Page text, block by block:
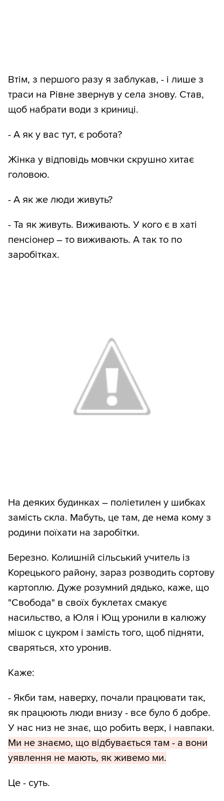
Втім, з першого разу я заблукав, - і лише з
траси на Рівне звернув у села знову. Став,
щоб набрати води з криниці.
- А як у вас тут, є робота?
Жінка у відповідь мовчки скрушно хитає
головою.
- А як же люди живуть?
- Та як живуть. Виживають. У кого є в хаті
пенсіонер – то виживають. А так то по
заробітках.
На деяких будинках – поліетилен у шибках
замість скла. Мабуть, це там, де нема кому з
родини поїхати на заробітки.
Березно. Колишній сільський учитель із
Корецького району, зараз розводить сортову
картоплю. Дуже розумний дядько, каже, що
"Свобода" в своїх буклетах смакує
насильство, а Юля і Ющ уронили в калюжу
мішок с цукром і замість того, щоб підняти,
сваряться, хто уронив.
Каже:
- Якби там, наверху, почали працювати так,
як працюють люди внизу - все було б добре.
У нас низ не знає, що робить верх, і навпаки.
Ми не знаємо, що відбувається там - а вони
уявлення не мають, як живемо ми.
Це - суть.